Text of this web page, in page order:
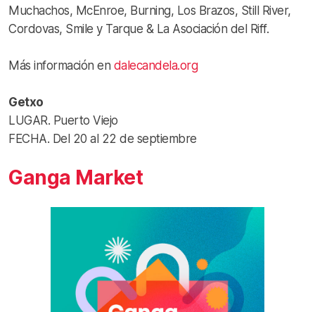
Muchachos, McEnroe, Burning, Los Brazos, Still River,
Cordovas, Smile y Tarque & La Asociación del Riff.
Más información en dalecandela.org
Getxo
LUGAR. Puerto Viejo
FECHA. Del 20 al 22 de septiembre
Ganga Market